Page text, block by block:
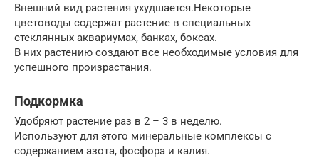
Внешний вид растения ухудшается.Некоторые
цветоводы содержат растение в специальных
стеклянных аквариумах, банках, боксах.
В них растению создают все необходимые условия для
успешного произрастания.
Подкормка
Удобряют растение раз в 2 – 3 в неделю.
Используют для этого минеральные комплексы с
содержанием азота, фосфора и калия.